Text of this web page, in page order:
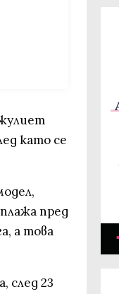
като се
пред
а това
след 23